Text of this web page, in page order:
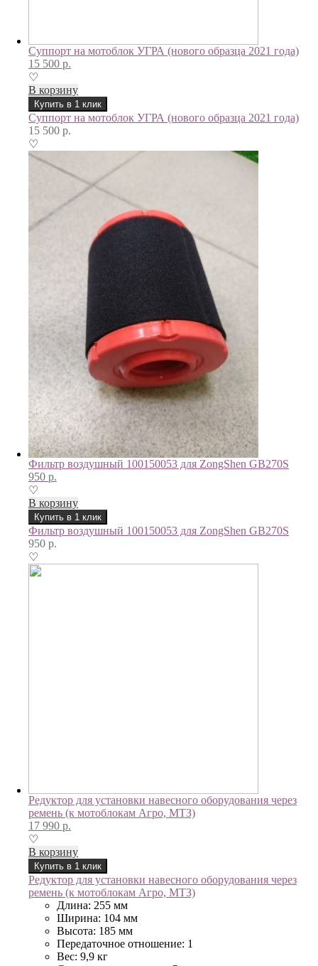
Суппорт на мотоблок УГРА (нового образца 2021 года)
15 500 р.
♡
В корзину
Купить в 1 клик
Суппорт на мотоблок УГРА (нового образца 2021 года)
15 500 р.
♡
Фильтр воздушный 100150053 для ZongShen GB270S
950 р.
♡
В корзину
Купить в 1 клик
Фильтр воздушный 100150053 для ZongShen GB270S
950 р.
♡
Редуктор для установки навесного оборудования через
ремень (к мотоблокам Агро, МТЗ)
17 990 р.
♡
В корзину
Купить в 1 клик
Редуктор для установки навесного оборудования через
ремень (к мотоблокам Агро, МТЗ)
Длина: 255 мм
Ширина: 104 мм
Высота: 185 мм
Передаточное отношение: 1
Вес: 9,9 кг